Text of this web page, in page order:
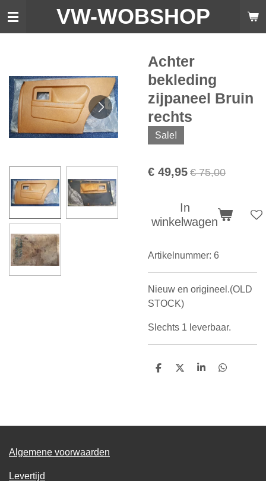
Ga
VW-WOBSHOP
Achter
bekleding
zijpaneel Bruin
rechts
Sale!
€ 49,95 € 75,00
In
winkelwagen
Artikelnummer: 6
Nieuw en origineel.(OLD
STOCK)
Slechts 1 leverbaar.
D
D
S
D
Algemene voorwaarden
Levertijd